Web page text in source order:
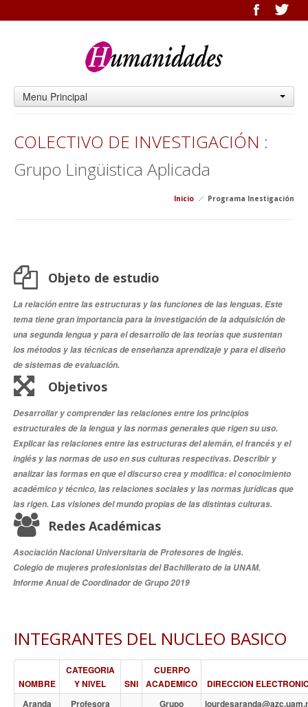
Menu Principal
COLECTIVO DE INVESTIGACIÓN :
Grupo Lingüistica Aplicada
Inicio Programa Inestigación
Objeto de estudio
La relación entre las estructuras y las funciones de las lenguas. Este
tema tiene gran importancia para la investigación de la adquisición de
una segunda lengua y para el desarrollo de las teorías que sustentan
los métodos y las técnicas de enseñanza aprendizaje y para el diseño
de sistemas de evaluación.
Objetivos
Desarrollar y comprender las relaciones entre los principios
estructurales de la lengua y las normas generales que rigen su uso.
Explicar las relaciones entre las estructuras del alemán, el francés y el
inglés y las normas de uso en sus culturas respectivas. Describir y
analizar las formas en que el discurso crea y modifica: el conocimiento
académico y técnico, las relaciones sociales y las normas jurídicas que
las rigen. Las visiones del mundo propias de las distintas culturas.
Redes Académicas
Asociación Nacional Universitaria de Profesores de Inglés.
Colegio de mujeres profesionistas del Bachillerato de la UNAM.
Informe Anual de Coordinador de Grupo 2019
INTEGRANTES DEL NUCLEO BASICO
NOMBRE
CATEGORIA
Y NIVEL
SNI
CUERPO
ACADEMICO
DIRECCION
Aranda
Profesora
Grupo